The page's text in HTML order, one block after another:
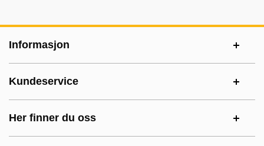
Informasjon
Kundeservice
Her finner du oss